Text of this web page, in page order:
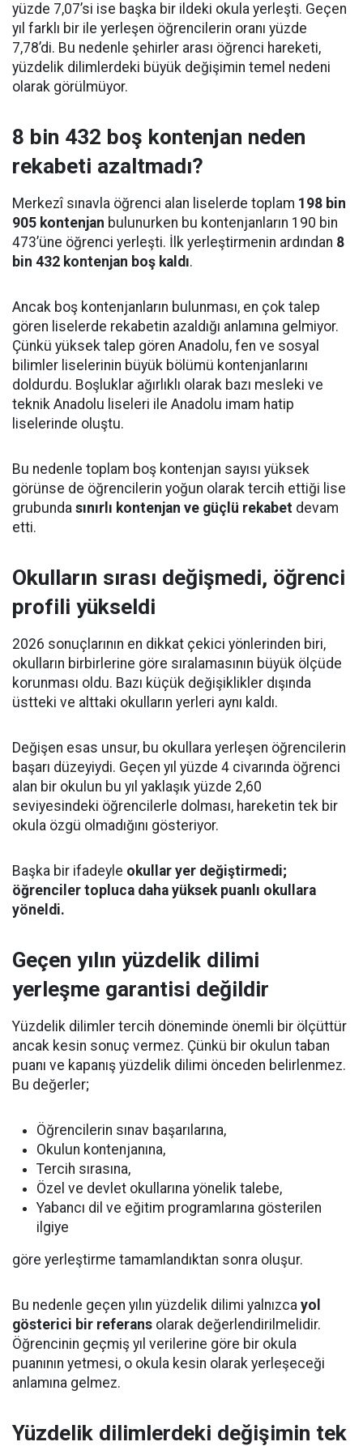
yüzde 7,07’si ise başka bir ildeki okula yerleşti. Geçen
yıl farklı bir ile yerleşen öğrencilerin oranı yüzde
7,78’di. Bu nedenle şehirler arası öğrenci hareketi,
yüzdelik dilimlerdeki büyük değişimin temel nedeni
olarak görülmüyor.
8 bin 432 boş kontenjan neden
rekabeti azaltmadı?
Merkezî sınavla öğrenci alan liselerde toplam 198 bin
905 kontenjan bulunurken bu kontenjanların 190 bin
473’üne öğrenci yerleşti. İlk yerleştirmenin ardından 8
bin 432 kontenjan boş kaldı.
Ancak boş kontenjanların bulunması, en çok talep
gören liselerde rekabetin azaldığı anlamına gelmiyor.
Çünkü yüksek talep gören Anadolu, fen ve sosyal
bilimler liselerinin büyük bölümü kontenjanlarını
doldurdu. Boşluklar ağırlıklı olarak bazı mesleki ve
teknik Anadolu liseleri ile Anadolu imam hatip
liselerinde oluştu.
Bu nedenle toplam boş kontenjan sayısı yüksek
görünse de öğrencilerin yoğun olarak tercih ettiği lise
grubunda sınırlı kontenjan ve güçlü rekabet devam
etti.
Okulların sırası değişmedi, öğrenci
profili yükseldi
2026 sonuçlarının en dikkat çekici yönlerinden biri,
okulların birbirlerine göre sıralamasının büyük ölçüde
korunması oldu. Bazı küçük değişiklikler dışında
üstteki ve alttaki okulların yerleri aynı kaldı.
Değişen esas unsur, bu okullara yerleşen öğrencilerin
başarı düzeyiydi. Geçen yıl yüzde 4 civarında öğrenci
alan bir okulun bu yıl yaklaşık yüzde 2,60
seviyesindeki öğrencilerle dolması, hareketin tek bir
okula özgü olmadığını gösteriyor.
Başka bir ifadeyle okullar yer değiştirmedi;
öğrenciler topluca daha yüksek puanlı okullara
yöneldi.
Geçen yılın yüzdelik dilimi
yerleşme garantisi değildir
Yüzdelik dilimler tercih döneminde önemli bir ölçüttür
ancak kesin sonuç vermez. Çünkü bir okulun taban
puanı ve kapanış yüzdelik dilimi önceden belirlenmez.
Bu değerler;
Öğrencilerin sınav başarılarına,
Okulun kontenjanına,
Tercih sırasına,
Özel ve devlet okullarına yönelik talebe,
Yabancı dil ve eğitim programlarına gösterilen
ilgiye
göre yerleştirme tamamlandıktan sonra oluşur.
Bu nedenle geçen yılın yüzdelik dilimi yalnızca yol
gösterici bir referans olarak değerlendirilmelidir.
Öğrencinin geçmiş yıl verilerine göre bir okula
puanının yetmesi, o okula kesin olarak yerleşeceği
anlamına gelmez.
Yüzdelik dilimlerdeki değişimin tek